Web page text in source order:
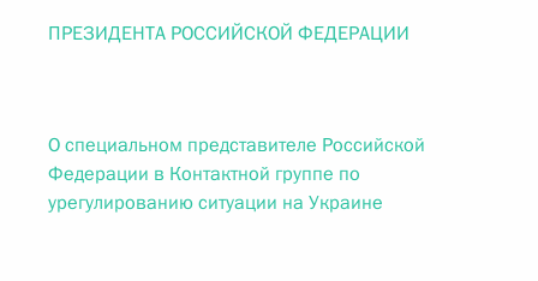
ПРЕЗИДЕНТА РОССИЙСКОЙ ФЕДЕРАЦИИ
О специальном представителе Российской
Федерации в Контактной группе по
урегулированию ситуации на Украине